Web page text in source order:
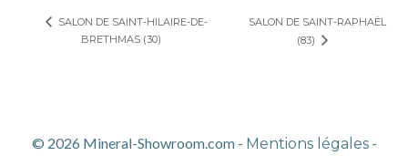
SALON DE SAINT-HILAIRE-DE-
BRETHMAS (30)
SALON DE SAINT-RAPHAËL
(83)
© 2026 Mineral-Showroom.com - Mentions légales-